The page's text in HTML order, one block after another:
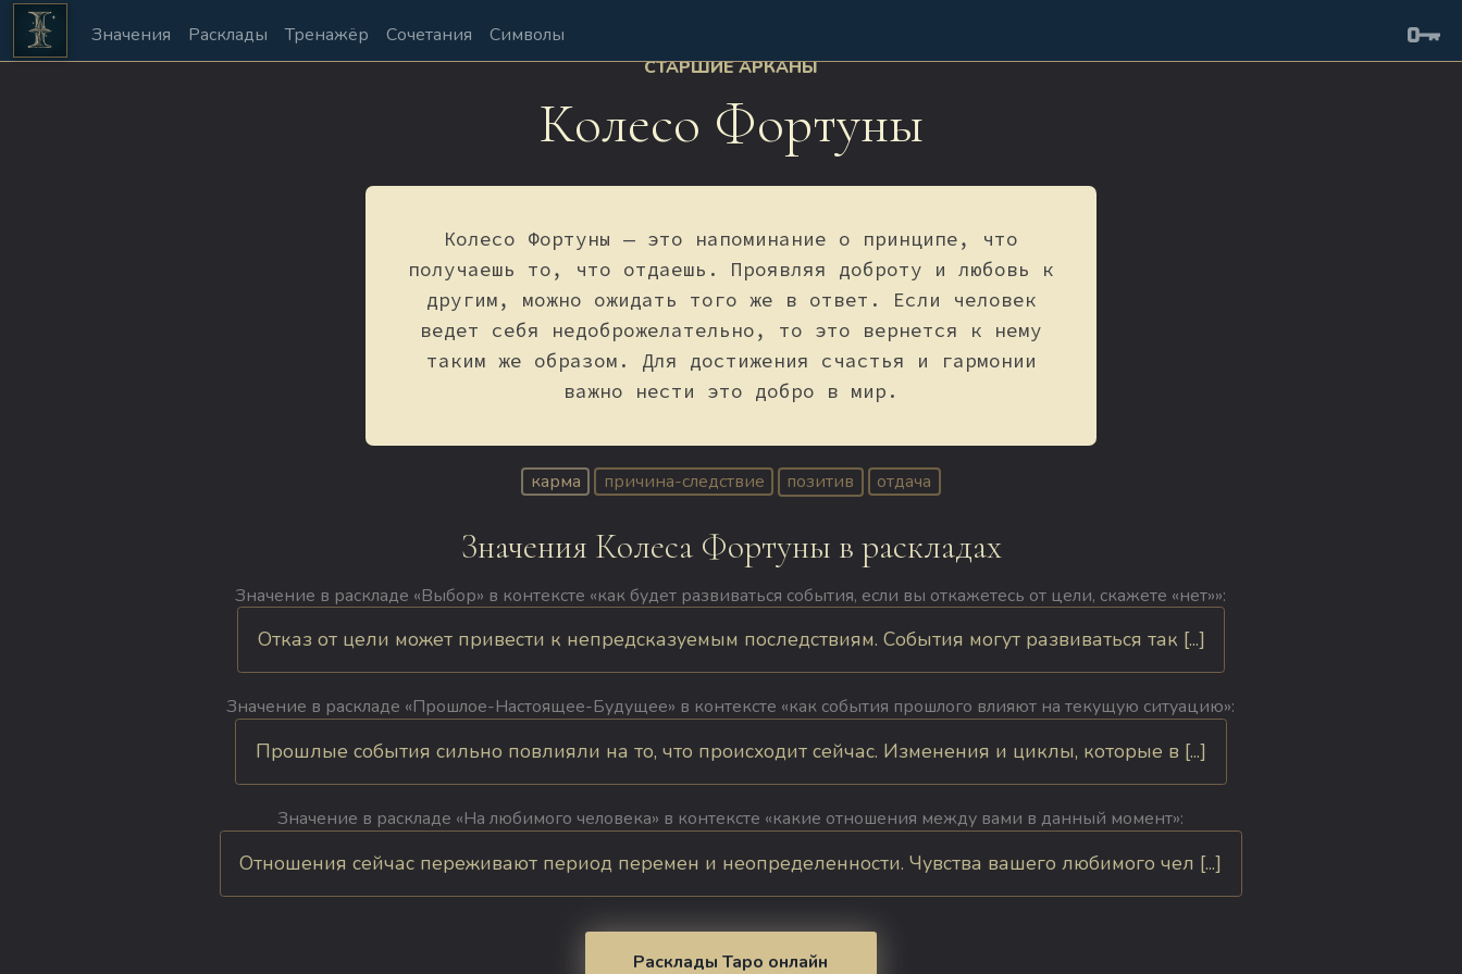
Значения Расклады Тренажёр Сочетания
Символы
СТАРШИЕ АРКАНЫ
Колесо Фортуны
Колесо Фортуны — это напоминание о принципе, что
получаешь то, что отдаешь. Проявляя доброту и любовь к
другим, можно ожидать того же в ответ. Если человек
ведет себя недоброжелательно, то это вернется к нему
таким же образом. Для достижения счастья и гармонии
важно нести это добро в мир.
карма причина-следствие позитив отдача
Значения Колеса Фортуны в раскладах
Значение в раскладе «Выбор» в контексте «как будет развиваться события, если вы откажетесь от цели, скажете «нет»»:
Отказ от цели может привести к непредсказуемым последствиям. События могут развиваться так [...]
Значение в раскладе «Прошлое-Настоящее-Будущее» в контексте «как события прошлого влияют на текущую ситуацию»:
Прошлые события сильно повлияли на то, что происходит сейчас. Изменения и циклы, которые в [...]
Значение в раскладе «На любимого человека» в контексте «какие отношения между вами в данный момент»:
Отношения сейчас переживают период перемен и неопределенности. Чувства вашего любимого чел [...]
Расклады Таро онлайн